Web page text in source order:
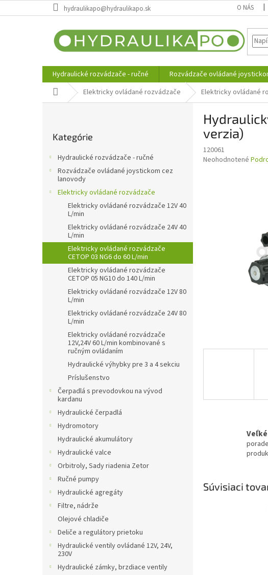
na
hydraulikapo@hydraulikapo.sk O NÁS
Hydraulické rozvádzače - ručné Rozvádzače ovládané
DomovElektricky ovládané rozvádzače Elektricky ovládané
kategórie
Kategórie
Hydraulické rozvádzače - ručné
Rozvádzače ovládané joystickom cez
lanovody
Elektricky ovládané rozvádzače
Elektricky ovládané rozvádzače 12V 40
L/min
Elektricky ovládané rozvádzače 24V 40
L/min
Elektricky ovládané rozvádzače
CETOP 03 NG6 do 60 L/min
Elektricky ovládané rozvádzače
CETOP 05 NG10 do 140 L/min
Elektricky ovládané rozvádzače 12V 80
L/min
Elektricky ovládané rozvádzače 24V 80
L/min
Elektricky ovládané rozvádzače
12V,24V 60 L/min kombinované s
ručným ovládaním
Hydraulické výhybky pre 3 a 4 sekciu
Príslušenstvo
Čerpadlá s prevodovkou na vývod
kardanu
Hydraulické čerpadlá
Hydromotory
Hydraulické akumulátory
Hydraulické valce
Orbitroly, Sady riadenia Zetor
Ručné pumpy
Hydraulické agregáty
Filtre, nádrže
Olejové chladiče
Deliče a regulátory prietoku
Hydraulické ventily ovládané 12V, 24V,
230V
Hydraulické zámky, brzdiace ventily
verzia)
120061
Priemerné
Neohodnotené
Súvisiaci